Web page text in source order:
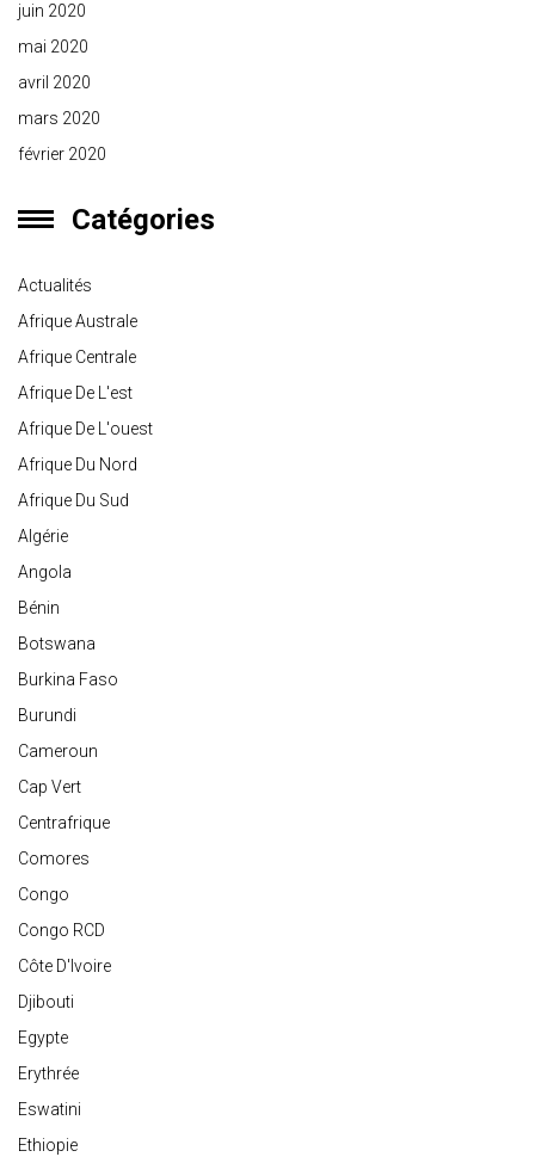
juin 2020
mai 2020
avril 2020
mars 2020
février 2020
Catégories
Actualités
Afrique Australe
Afrique Centrale
Afrique De L'est
Afrique De L'ouest
Afrique Du Nord
Afrique Du Sud
Algérie
Angola
Bénin
Botswana
Burkina Faso
Burundi
Cameroun
Cap Vert
Centrafrique
Comores
Congo
Congo RCD
Côte D'Ivoire
Djibouti
Egypte
Erythrée
Eswatini
Ethiopie